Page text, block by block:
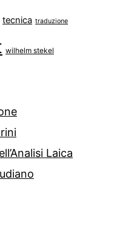
tecnica traduzione
wilhelm stekel
Laica